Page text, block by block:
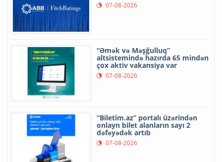
07-08-2026
“Əmək və Məşğulluq”
altsistemində hazırda 65 mindən
çox aktiv vakansiya var
07-08-2026
“Biletim.az” portalı üzərindən
onlayn bilet alanların sayı 2
dəfəyədək artıb
07-08-2026